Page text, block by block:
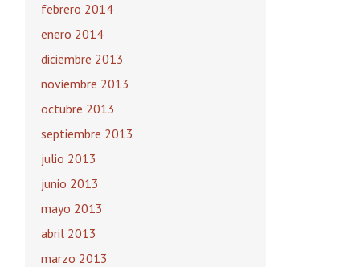
febrero 2014
enero 2014
diciembre 2013
noviembre 2013
octubre 2013
septiembre 2013
julio 2013
junio 2013
mayo 2013
abril 2013
marzo 2013